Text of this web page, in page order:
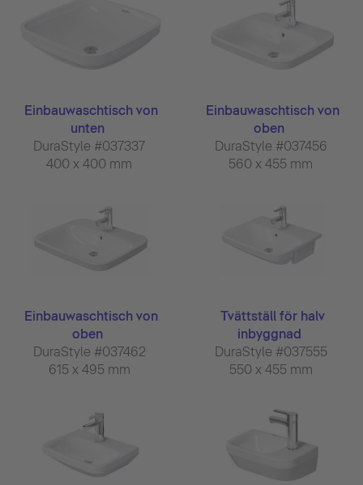
Einbauwaschtisch von
unten
DuraStyle #037337
400 x 400 mm
Einbauwaschtisch von
oben
DuraStyle #037456
560 x 455 mm
Einbauwaschtisch von
oben
DuraStyle #037462
615 x 495 mm
Tvättställ för halv
inbyggnad
DuraStyle #037555
550 x 455 mm